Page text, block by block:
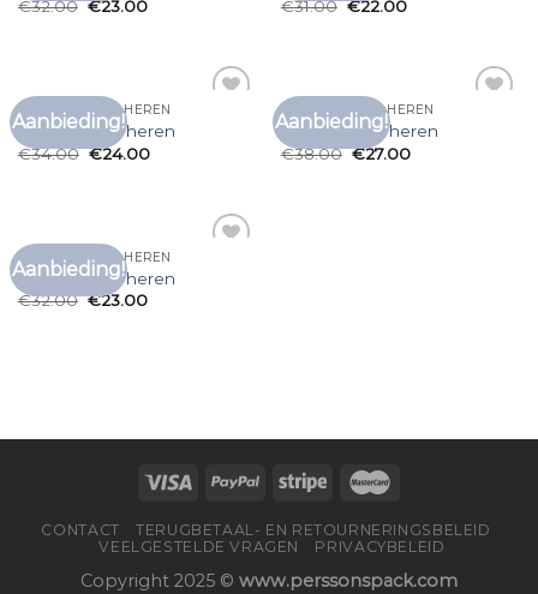
€32.00 €23.00
€31.00 €22.00
Aanbieding!
DIKKE T SHIRTS HEREN
dikke t shirts heren
€34.00 €24.00
Aanbieding!
DIKKE T SHIRTS HEREN
dikke t shirts heren
€38.00 €27.00
Aanbieding!
DIKKE T SHIRTS HEREN
dikke t shirts heren
€32.00 €23.00
CONTACT
TERUGBETAAL- EN RETOURNERINGSBELEID
VEELGESTELDE VRAGEN
PRIVACYBELEID
Copyright 2025 © www.perssonspack.com